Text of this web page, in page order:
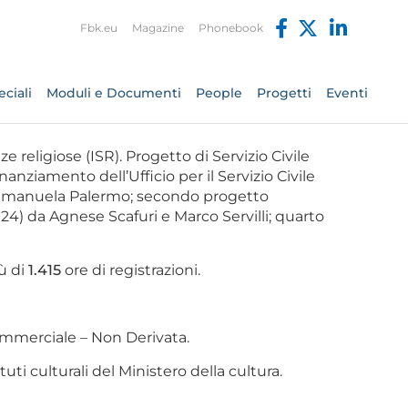
Fbk.eu Magazine Phonebook
Moduli e Documenti People Progetti Eventi
religiose (ISR). Progetto di Servizio Civile
dell’Ufficio per il Servizio Civile
Palermo; secondo progetto
da Agnese Scafuri e Marco Servilli; quarto
di 1.415 ore di registrazioni.
– Non Derivata.
culturali del Ministero della cultura.